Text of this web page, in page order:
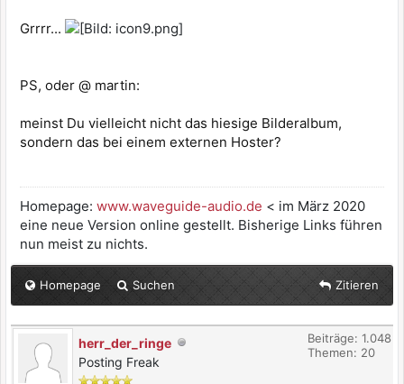
Grrrr...
PS, oder @ martin:
meinst Du vielleicht nicht das hiesige Bilderalbum,
sondern das bei einem externen Hoster?
Homepage: www.waveguide-audio.de < im März 2020
eine neue Version online gestellt. Bisherige Links führen
nun meist zu nichts.
Homepage Suchen Zitieren
herr_der_ringe
Posting Freak
Beiträge: 1.048
Themen: 20